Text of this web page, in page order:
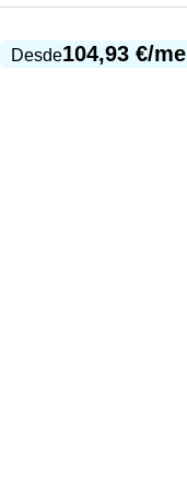
Desde104,93 €/